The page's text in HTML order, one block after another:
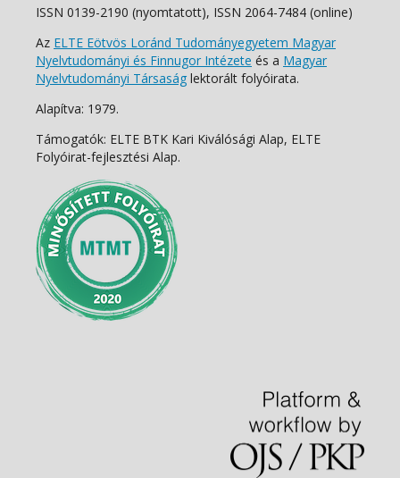
ISSN 0139-2190 (nyomtatott), ISSN 2064-7484 (online)
Az ELTE Eötvös Loránd Tudományegyetem Magyar
Nyelvtudományi és Finnugor Intézete és a Magyar
Nyelvtudományi Társaság lektorált folyóirata.
Alapítva: 1979.
Támogatók: ELTE BTK Kari Kiválósági Alap, ELTE
Folyóirat-fejlesztési Alap.